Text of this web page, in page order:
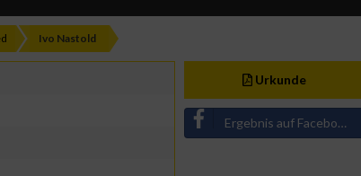
Ivo Nastold
Urkunde
Ergebnis auf Facebook teilen